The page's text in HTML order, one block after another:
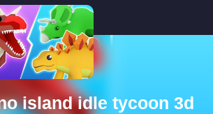
island idle tycoon 3d